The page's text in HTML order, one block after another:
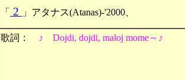
「 2 」アタナス(Atanas)-'2000、
歌詞： ♪ Dojdi, dojdi, maloj mome～♪